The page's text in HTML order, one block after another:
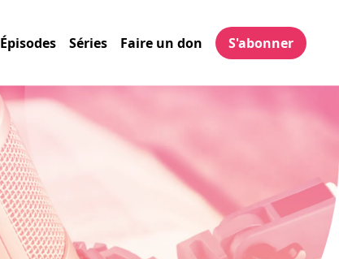
Épisodes Séries Faire un don S'abonner